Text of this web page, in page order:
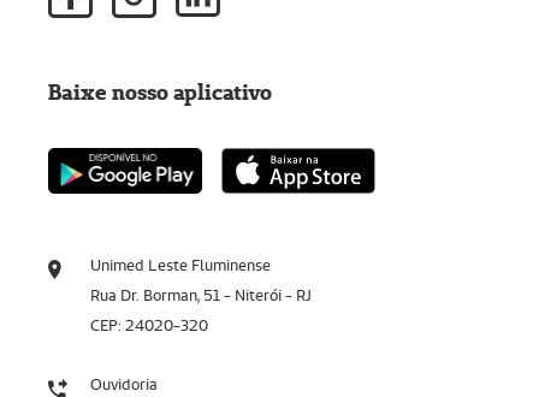
Unimed Leste Fluminense
Rua Dr. Borman, 51 - Niterói - RJ
CEP: 24020-320
Ouvidoria
Baixe nosso aplicativo